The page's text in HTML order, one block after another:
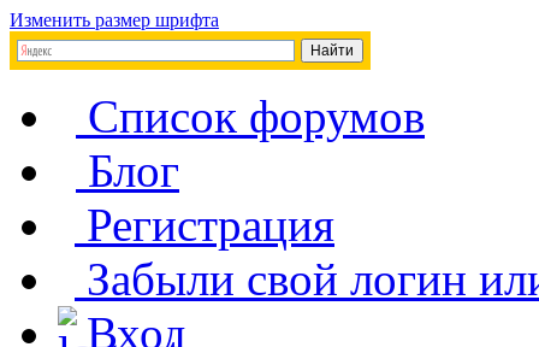
Изменить размер шрифта
Список форумов
Блог
Регистрация
Забыли свой логин
Вход